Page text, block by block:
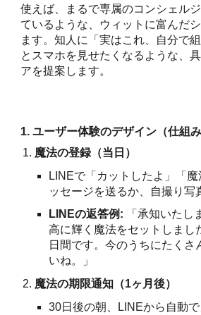
使えば、まるで専属のコンシェル
ているような、ウィットに富んだ
ます。知人に「実はこれ、自分で
とスマホを見せたくなるような、
アを提案します。
1. ユーザー体験のデザイン（仕組
魔法の登録（当日）
LINEで「カットしたよ」「
ッセージを送るか、自撮り写
LINEの返答例: 「承知いたし
高に輝く魔法をセットしまし
日間です。今のうちにたくさ
いね。」
魔法の期限通知（1ヶ月後）
30日後の朝、LINEから自動